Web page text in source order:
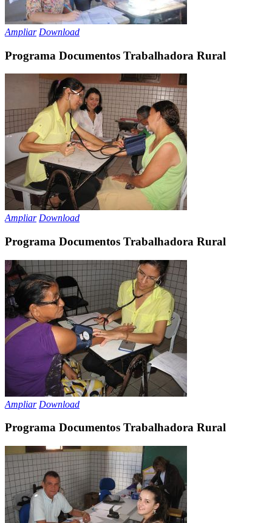
Ampliar Download
Programa Documentos Trabalhadora Rural
Ampliar Download
Programa Documentos Trabalhadora Rural
Ampliar Download
Programa Documentos Trabalhadora Rural